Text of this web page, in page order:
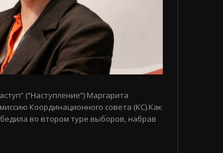
(“Наступление“) Маргарита
Координационного совета (КС).Как
во втором туре выборов, набрав